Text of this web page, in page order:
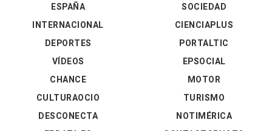
ESPAÑA
INTERNACIONAL
DEPORTES
VÍDEOS
SOCIEDAD
CIENCIAPLUS
PORTALTIC
EPSOCIAL
CHANCE
CULTURAOCIO
DESCONECTA
MOTOR
TURISMO
NOTIMÉRICA